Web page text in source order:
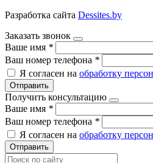
Разработка сайта Dessites.by
Заказать звонок
Ваше имя *
Ваш номер телефона *
Я согласен на обработку
Отправить
Получить консультацию
Ваше имя *
Ваш номер телефона *
Я согласен на обработку
Отправить